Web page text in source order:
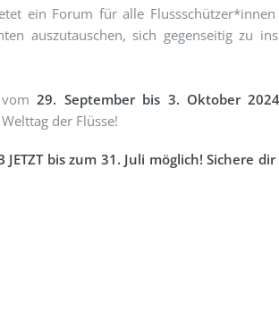
ein Forum für alle
auszutauschen, sich gegenseitig zu
vom29. September bis 3. Oktober 2024
der Flüsse!
bis zum 31. Juli möglich! Sichere